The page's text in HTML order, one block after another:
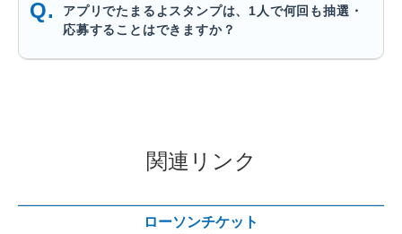
アプリでたまるよスタンプは、1人で何回も抽選・
応募することはできますか？
関連リンク
ローソンチケット